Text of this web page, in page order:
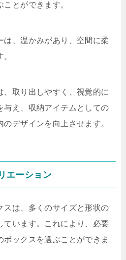
とができます。
は、温かみがあり、空間に柔
、取り出しやすく、視覚的に
与え、収納アイテムとしての
デザインを向上させます。
エーション
スは、多くのサイズと形状の
ています。これにより、必要
ックスを選ぶことができま